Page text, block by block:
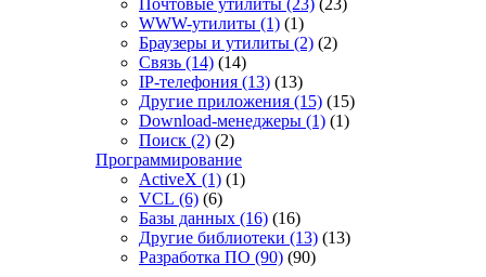
Почтовые утилиты (23) (23)
WWW-утилиты (1) (1)
Браузеры и утилиты (2) (2)
Связь (14) (14)
IP-телефония (13) (13)
Другие приложения (15) (15)
Download-менеджеры (1) (1)
Поиск (2) (2)
Программирование
ActiveX (1) (1)
VCL (6) (6)
Базы данных (16) (16)
Другие библиотеки (13) (13)
Разработка ПО (90) (90)